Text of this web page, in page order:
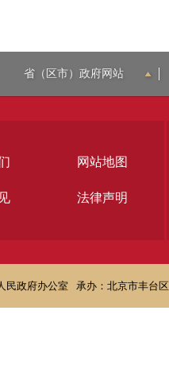
省（区市）政府网站
网站地图
法律声明
民政府办公室 承办：北京市丰台